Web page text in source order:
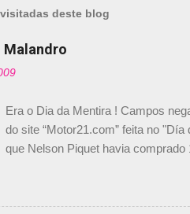
deste blog
Malandro
Era o Dia da Mentira ! Campos
do site “Motor21.com” feita no
que Nelson Piquet havia
dirigente foi taxativo ao declarar
verdade, nós recebemos uma